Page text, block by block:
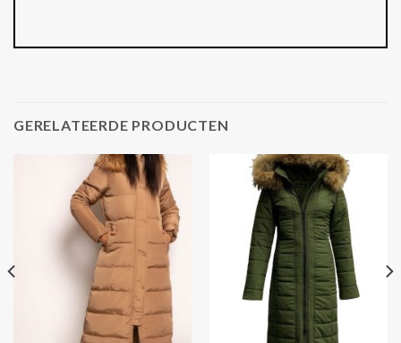
GERELATEERDE PRODUCTEN